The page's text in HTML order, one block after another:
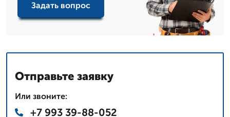
Задать вопрос
Отправьте заявку
Или звоните:
+7 993 39-88-052